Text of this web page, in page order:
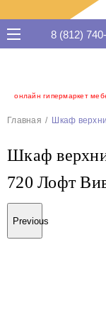
онлайн гипермаркет
8 (812)
Главная Шкаф
Шкаф
720 Лофт
Previous